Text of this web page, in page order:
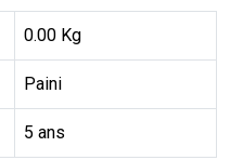
0.00 Kg
Paini
5 ans